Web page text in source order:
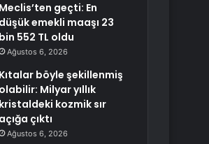
Meclis’ten geçti: En
düşük emekli maaşı 23
bin 552 TL oldu
Ağustos 6, 2026
Kıtalar böyle şekillenmiş
olabilir: Milyar yıllık
kristaldeki kozmik sır
açığa çıktı
Ağustos 6, 2026